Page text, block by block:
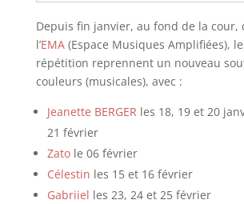
Depuis fin janvier, au fond de la cour,
l’EMA(Espace Musiques Amplifiées),
répétition reprennent un nouveau
couleurs (musicales), avec :
Jeanette BERGER les 18, 19 et 20
21 février
Zatole 06 février
Célestin les 15 et 16 février
Gabriiel les 23, 24 et 25 février